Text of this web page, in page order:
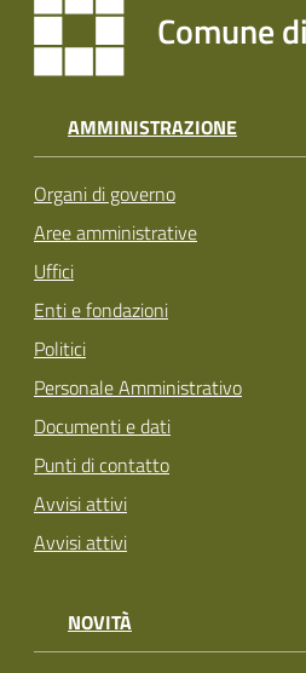
Tutti
gli
Seguici
su
Comune
AMMINISTRAZIONE
Organi di governo
Aree amministrative
Uffici
Enti e fondazioni
Politici
Personale Amministrativo
Documenti e dati
Punti di contatto
Avvisi attivi
Avvisi attivi
NOVITÀ